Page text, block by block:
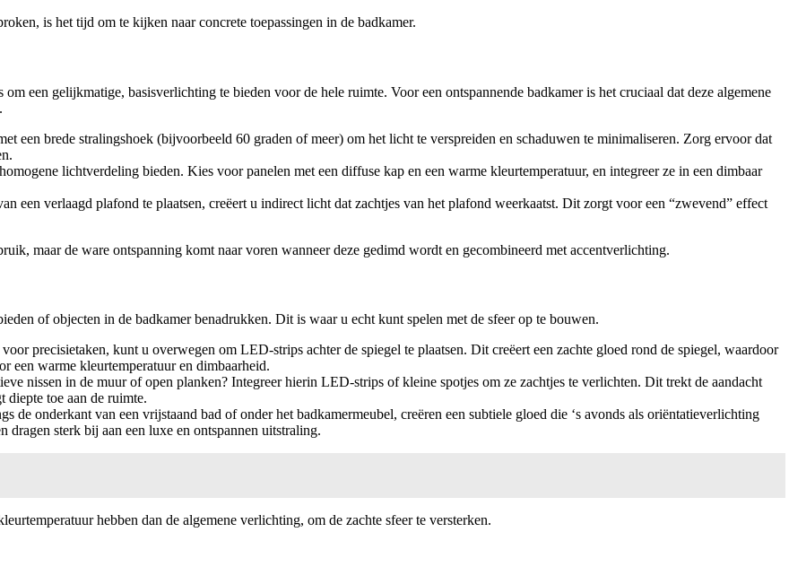
is het tijd om te kijken naar concrete toepassingen in de badkamer.
een gelijkmatige, basisverlichting te bieden voor de hele ruimte. Voor een ontspannende badkamer is het cruciaal dat deze algemene
een brede stralingshoek (bijvoorbeeld 60 graden of meer) om het licht te verspreiden en schaduwen te minimaliseren. Zorg ervoor dat
lichtverdeling bieden. Kies voor panelen met een diffuse kap en een warme kleurtemperatuur, en integreer ze in een dimbaar
een verlaagd plafond te plaatsen, creëert u indirect licht dat zachtjes van het plafond weerkaatst. Dit zorgt voor een “zwevend” effect
maar de ware ontspanning komt naar voren wanneer deze gedimd wordt en gecombineerd met accentverlichting.
of objecten in de badkamer benadrukken. Dit is waar u echt kunt spelen met de sfeer op te bouwen.
precisietaken, kunt u overwegen om LED-strips achter de spiegel te plaatsen. Dit creëert een zachte gloed rond de spiegel, waardoor
een warme kleurtemperatuur en dimbaarheid.
nissen in de muur of open planken? Integreer hierin LED-strips of kleine spotjes om ze zachtjes te verlichten. Dit trekt de aandacht
diepte toe aan de ruimte.
de onderkant van een vrijstaand bad of onder het badkamermeubel, creëren een subtiele gloed die ‘s avonds als oriëntatieverlichting
dragen sterk bij aan een luxe en ontspannen uitstraling.
hebben dan de algemene verlichting, om de zachte sfeer te versterken.